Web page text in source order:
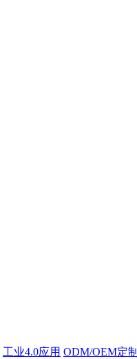
工业4.0应用 ODM/OEM定制